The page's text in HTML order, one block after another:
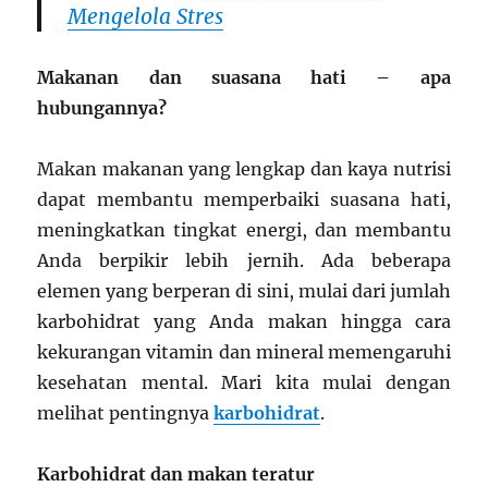
Mengelola Stres
Makanan dan suasana hati – apa
hubungannya?
Makan makanan yang lengkap dan kaya nutrisi
dapat membantu memperbaiki suasana hati,
meningkatkan tingkat energi, dan membantu
Anda berpikir lebih jernih. Ada beberapa
elemen yang berperan di sini, mulai dari jumlah
karbohidrat yang Anda makan hingga cara
kekurangan vitamin dan mineral memengaruhi
kesehatan mental. Mari kita mulai dengan
melihat pentingnyakarbohidrat.
Karbohidrat dan makan teratur